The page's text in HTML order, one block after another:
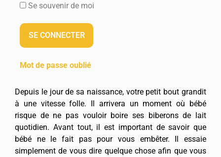
Se souvenir de moi
Mot de passe oublié
Depuis le jour de sa naissance, votre petit bout grandit
à une vitesse folle. Il arrivera un moment où bébé
risque de ne pas vouloir boire ses biberons de lait
quotidien. Avant tout, il est important de savoir que
bébé ne le fait pas pour vous embêter. Il essaie
simplement de vous dire quelque chose afin que vous